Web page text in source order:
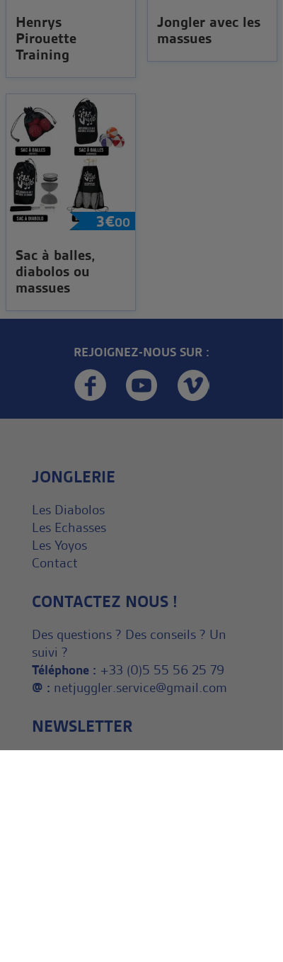
Henrys
Pirouette
Training
Jongler avec les
massues
3€00
Sac à balles,
diabolos ou
massues
REJOIGNEZ-NOUS SUR :
JONGLERIE
Les Diabolos
Les Echasses
Les Yoyos
Contact
CONTACTEZ NOUS !
Des questions ? Des conseils ? Un
suivi ?
Téléphone : +33 (0)5 55 56 25 79
@ : netjuggler.service@gmail.com
NEWSLETTER